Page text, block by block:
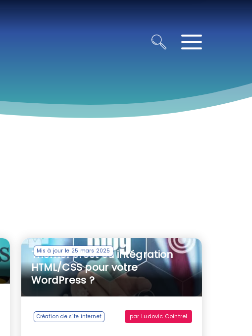
Mis à jour le 25 mars 2025
ThemeForest ou intégration
HTML/CSS pour votre
WordPress ?
Création de site internet par Ludovic Cointrel